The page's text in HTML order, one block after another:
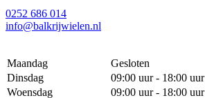
0252 686 014
info@balkrijwielen.nl
Maandag
Gesloten
Dinsdag
09:00 uur - 18:00 uur
Woensdag
09:00 uur - 18:00 uur